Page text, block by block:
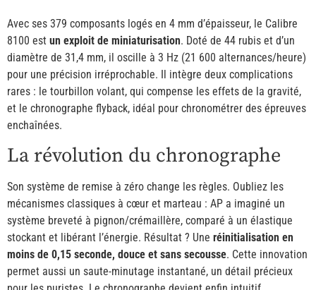
Avec ses 379 composants logés en 4 mm d’épaisseur, le Calibre
8100 est un exploit de miniaturisation. Doté de 44 rubis et d’un
diamètre de 31,4 mm, il oscille à 3 Hz (21 600 alternances/heure)
pour une précision irréprochable. Il intègre deux complications
rares : le tourbillon volant, qui compense les effets de la gravité,
et le chronographe flyback, idéal pour chronométrer des épreuves
enchaînées.
La révolution du chronographe
Son système de remise à zéro change les règles. Oubliez les
mécanismes classiques à cœur et marteau : AP a imaginé un
système breveté à pignon/crémaillère, comparé à un élastique
stockant et libérant l’énergie. Résultat ? Une réinitialisation en
moins de 0,15 seconde, douce et sans secousse. Cette innovation
permet aussi un saute-minutage instantané, un détail précieux